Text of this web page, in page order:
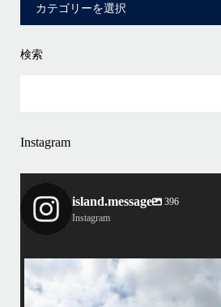
検索
Instagram
island.message
396
Instagram
4/7（日）今シーズン最後のホエールウォッ
た